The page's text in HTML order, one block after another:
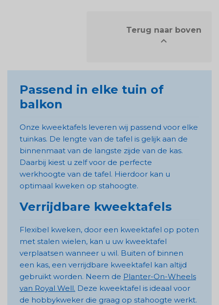

Passend in elke tuin of
balkon
Onze kweektafels leveren wij passend voor elke
tuinkas. De lengte van de tafel is gelijk aan de
binnenmaat van de langste zijde van de kas.
Daarbij kiest u zelf voor de perfecte
werkhoogte van de tafel. Hierdoor kan u
optimaal kweken op stahoogte.
Verrijdbare kweektafels
Flexibel kweken, door een kweektafel op poten
met stalen wielen, kan u uw kweektafel
verplaatsen wanneer u wil. Buiten of binnen
een kas, een verrijdbare kweektafel kan altijd
gebruikt worden. Neem de Planter-On-Wheels
van Royal Well. Deze kweektafel is ideaal voor
de hobbykweker die graag op stahoogte werkt.